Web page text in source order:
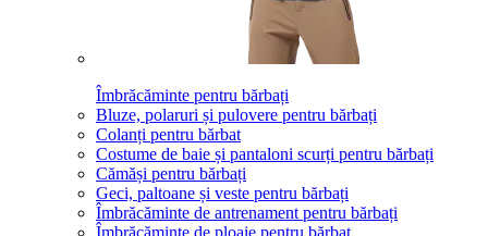
Îmbrăcăminte pentru bărbați
Bluze, polaruri și pulovere pentru bărbați
Colanți pentru bărbat
Costume de baie și pantaloni scurți pentru bărbați
Cămăși pentru bărbați
Geci, paltoane și veste pentru bărbați
Îmbrăcăminte de antrenament pentru bărbați
Îmbrăcăminte de ploaie pentru bărbat